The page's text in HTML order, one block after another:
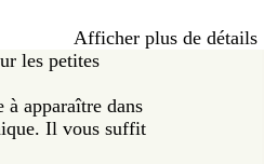
Afficher plus de détails
les petites
apparaître dans
Il vous suffit